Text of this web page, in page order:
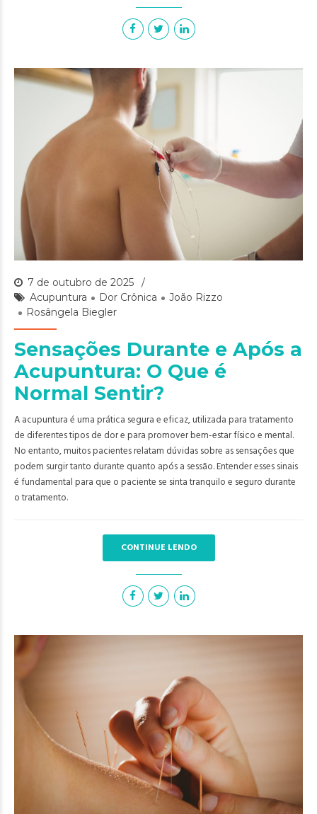
7 de outubro de 2025
Acupuntura
Dor Crônica
João Rizzo
Rosângela Biegler
Sensações Durante e Após a
Acupuntura: O Que é
Normal Sentir?
A acupuntura é uma prática segura e eficaz, utilizada para tratamento
de diferentes tipos de dor e para promover bem-estar físico e mental.
No entanto, muitos pacientes relatam dúvidas sobre as sensações que
podem surgir tanto durante quanto após a sessão. Entender esses sinais
é fundamental para que o paciente se sinta tranquilo e seguro durante
o tratamento.
CONTINUE LENDO